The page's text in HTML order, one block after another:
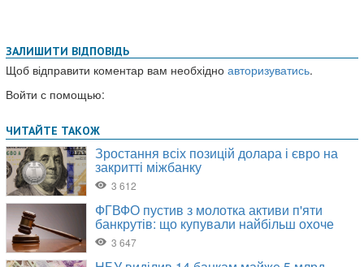
ЗАЛИШИТИ ВІДПОВІДЬ
Щоб відправити коментар вам необхідно авторизуватись.
Войти с помощью: